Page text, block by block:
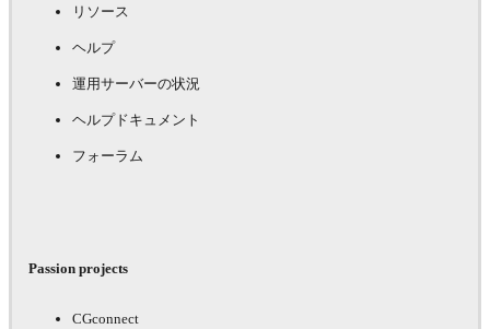
リソース
ヘルプ
運用サーバーの状況
ヘルプドキュメント
フォーラム
Passion projects
CGconnect